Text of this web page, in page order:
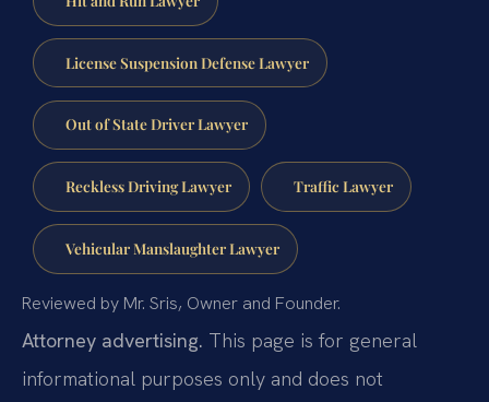
License Suspension Defense Lawyer
Out of State Driver Lawyer
Reckless Driving Lawyer Traffic Lawyer
Vehicular Manslaughter Lawyer
Reviewed by Mr. Sris, Owner and Founder.
Attorney advertising. This page is for general
informational purposes only and does not